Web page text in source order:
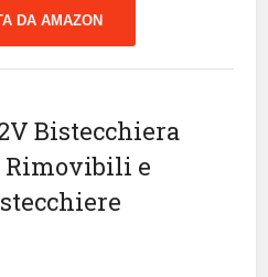
DA AMAZON
Bistecchiera
Rimovibili e